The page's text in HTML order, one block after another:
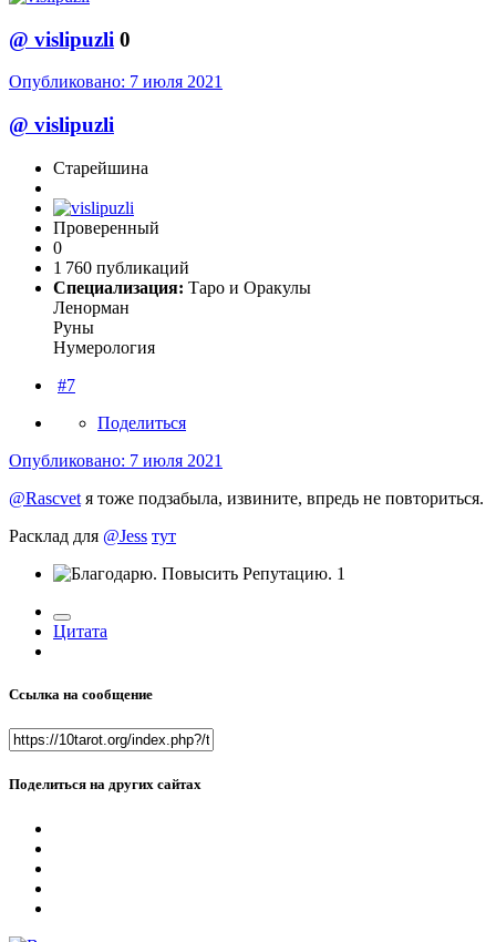
@ vislipuzli 0
Опубликовано: 7 июля 2021
@ vislipuzli
Старейшина
Проверенный
0
1 760 публикаций
Специализация: Таро и Оракулы
Ленорман
Руны
Нумерология
#7
Поделиться
Опубликовано: 7 июля 2021
@Rascvet я тоже подзабыла, извините, впредь не повториться.
Расклад для @Jess тут
1
Цитата
Ссылка на сообщение
Поделиться на других сайтах